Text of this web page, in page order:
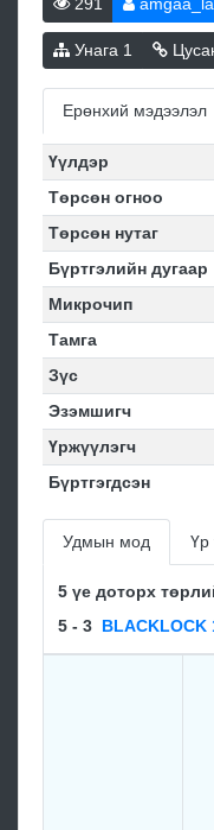
291
Унага 1
Ерөнхий мэдээлэл
Үүлдэр
Төрсөн огноо
Төрсөн нутаг
Бүртгэлийн дугаар
Микрочип
Тамга
Зүс
Эзэмшигч
Үржүүлэгч
Бүртгэгдсэн
Удмын мод Үр
5 үе доторх
5 - 3 BLACKLOCK